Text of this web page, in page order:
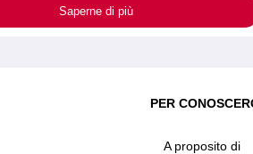
Saperne di più
PER
A proposito di